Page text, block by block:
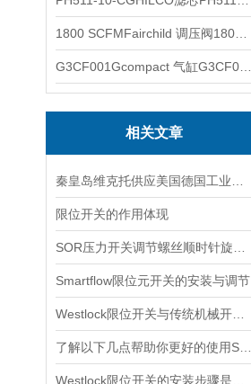
相关文章
限位开关的作用体现
Smartflow限位元开关的安装与调节